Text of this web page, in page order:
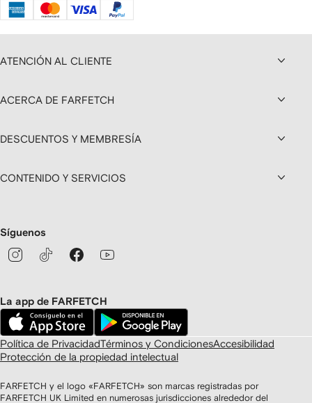
ATENCIÓN AL CLIENTE
ACERCA DE FARFETCH
DESCUENTOS Y MEMBRESÍA
CONTENIDO Y SERVICIOS
Síguenos
La app de FARFETCH
Política de PrivacidadTérminos y CondicionesAccesibilidad
Protección de la propiedad intelectual
FARFETCH y el logo «FARFETCH» son marcas registradas por
FARFETCH UK Limited en numerosas jurisdicciones alrededor del